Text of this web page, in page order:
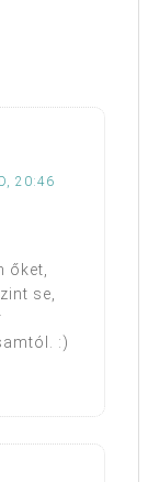
20:46
őket,
se,
:)